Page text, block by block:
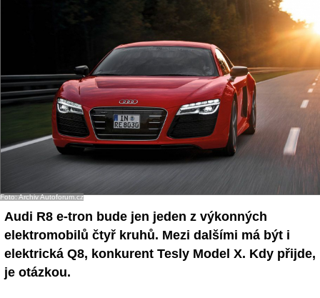
Foto: Archiv Autoforum.cz
Audi R8 e-tron bude jen jeden z výkonných
elektromobilů čtyř kruhů. Mezi dalšími má být i
elektrická Q8, konkurent Tesly Model X. Kdy přijde,
je otázkou.